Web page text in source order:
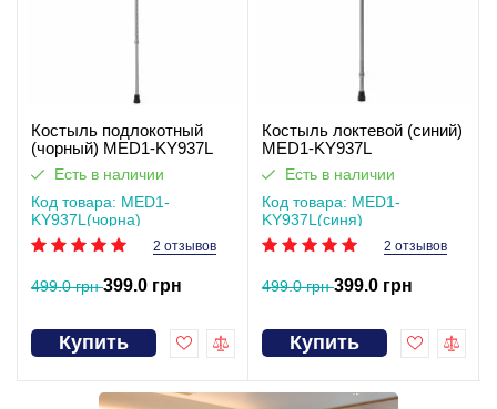
Костыль подлокотный
(чорный) MED1-KY937L
Есть в наличии
Код товара: MED1-
KY937L(чорна)
2 отзывов
499.0 грн399.0 грн
Купить
Костыль локтевой (синий)
MED1-KY937L
Есть в наличии
Код товара: MED1-
KY937L(синя)
2 отзывов
499.0 грн399.0 грн
Купить